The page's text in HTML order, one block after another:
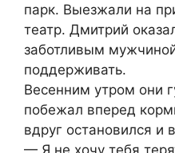
парк. Выезжали на
театр. Дмитрий
заботливым
поддерживать.
Весенним утром они
побежал вперед
вдруг остановился и
— Я не хочу тебя